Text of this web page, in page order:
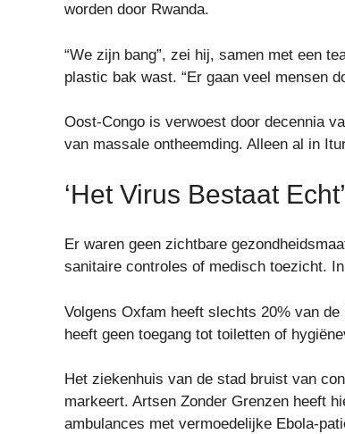
worden door Rwanda.
“We zijn bang”, zei hij, samen met een
plastic bak wast. “Er gaan veel mensen
Oost-Congo is verwoest door decennia
van massale ontheemding. Alleen al in
‘Het Virus Bestaat Echt’
Er waren geen zichtbare
sanitaire controles of medisch toezicht.
Volgens Oxfam heeft slechts 20% van
heeft geen toegang tot toiletten of
Het ziekenhuis van de stad bruist van
markeert. Artsen Zonder Grenzen heeft
ambulances met vermoedelijke Ebola-